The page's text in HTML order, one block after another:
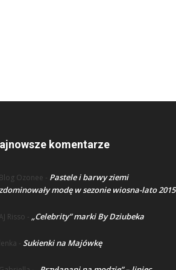
komentarze
Blog Ozonee - Pastele i barwy ziemi
modę w sezonie wiosna-lato 2015
Risso - „Celebrity” marki By Dziubeka
lenka - Sukienki na Majówkę